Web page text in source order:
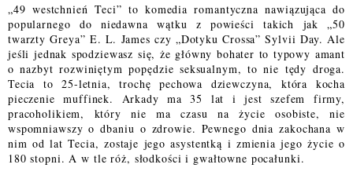
„49 westchnień Teci” to komedia romantyczna nawiązująca do
popularnego do niedawna wątku z powieści takich jak „50
twarzty Greya” E. L. James czy „Dotyku Crossa” Sylvii Day. Ale
jeśli jednak spodziewasz się, że główny bohater to typowy amant
o nazbyt rozwiniętym popędzie seksualnym, to nie tędy droga.
Tecia to 25-letnia, trochę pechowa dziewczyna, która kocha
pieczenie muffinek. Arkady ma 35 lat i jest szefem firmy,
pracoholikiem, który nie ma czasu na życie osobiste, nie
wspomniawszy o dbaniu o zdrowie. Pewnego dnia zakochana w
nim od lat Tecia, zostaje jego asystentką i zmienia jego życie o
180 stopni. A w tle róż, słodkości i gwałtowne pocałunki.